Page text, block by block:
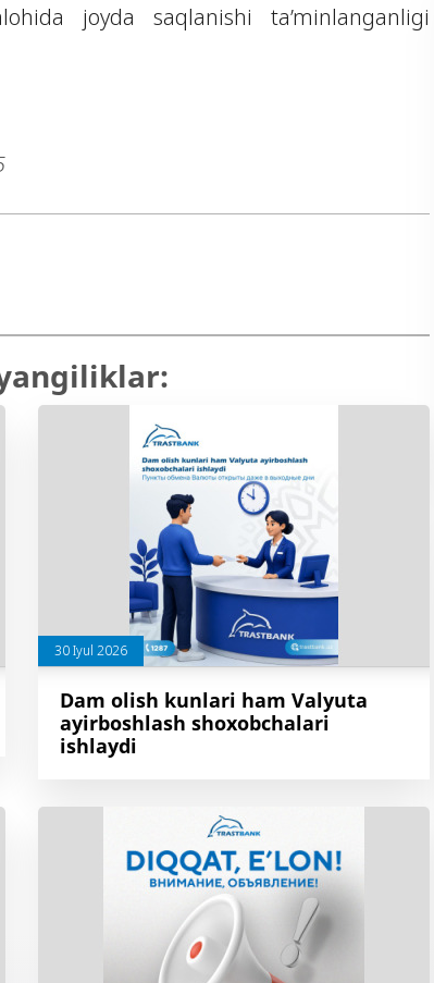
joyda saqlanishi ta’minlanganligi
30 Iyul 2026
Dam olish kunlari ham Valyuta
ayirboshlash shoxobchalari
ishlaydi